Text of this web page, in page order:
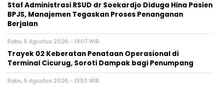
Staf Administrasi RSUD dr Soekardjo Diduga Hina Pasien
BPJS, Manajemen Tegaskan Proses Penanganan
Berjalan
Rabu, 5 Agustus 2026 - 14:07 WIB
‎Trayek 02 Keberatan Penataan Operasional di
Terminal Cicurug, Soroti Dampak bagi Penumpang
Rabu, 5 Agustus 2026 - 13:53 WIB